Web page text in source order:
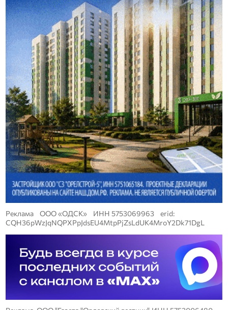
Реклама ООО «ОДСК» ИНН 5753069963 erid:
CQH36pWzJqNQPXPpJdsEU4MtpPjZsLdUK4MroY2Dk71DgL